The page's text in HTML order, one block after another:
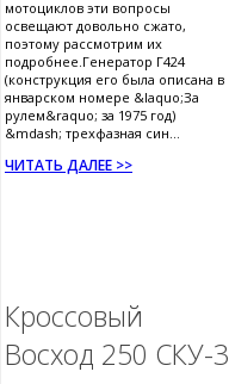
мотоциклов эти вопросы
освещают довольно сжато,
поэтому рассмотрим их
подробнее.Генератор Г424
(конструкция его была описана в
январском номере &laquo;За
рулем&raquo; за 1975 год)
&mdash; трехфазная син...
ЧИТАТЬ ДАЛЕЕ >>
Кроссовый
Восход 250 СКУ-3